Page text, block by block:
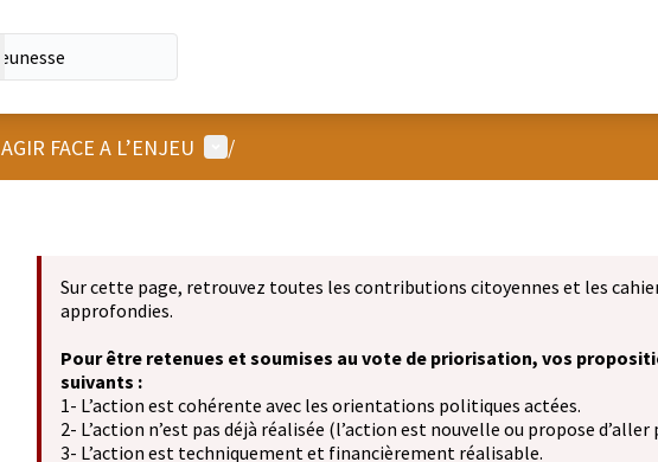
AGIR FACE A L’ENJEU Menu utilisateur
/
Sur cette page, retrouvez toutes les contributions citoyennes et les
approfondies.
Pour être retenues et soumises au vote de priorisation, vos
suivants :
1- L’action est cohérente avec les orientations politiques actées.
2- L’action n’est pas déjà réalisée (l’action est nouvelle ou propose
3- L’action est techniquement et financièrement réalisable.